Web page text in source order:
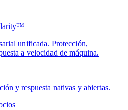
unificada. Protección,
a velocidad de máquina.
y respuesta nativas y abiertas.